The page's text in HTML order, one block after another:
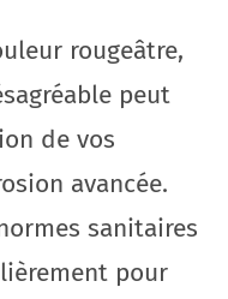
rougeâtre,
peut
de vos
avancée.
sanitaires
pour